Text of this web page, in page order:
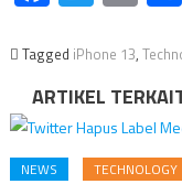
Tagged iPhone 13,
ARTIKEL
NEWS TECHNOLOGY